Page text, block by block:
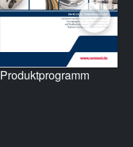
Produktprogramm